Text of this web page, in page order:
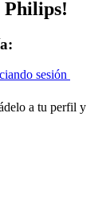
Philips!
sesión
a tu perfil y